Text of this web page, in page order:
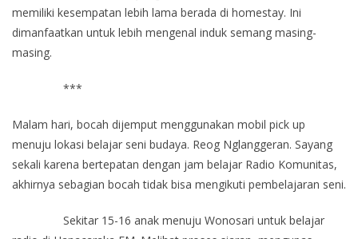
memiliki kesempatan lebih lama berada di homestay. Ini
dimanfaatkan untuk lebih mengenal induk semang masing-
masing.
***
Malam hari, bocah dijemput menggunakan mobil pick up
menuju lokasi belajar seni budaya. Reog Nglanggeran. Sayang
sekali karena bertepatan dengan jam belajar Radio Komunitas,
akhirnya sebagian bocah tidak bisa mengikuti pembelajaran seni.
Sekitar 15-16 anak menuju Wonosari untuk belajar